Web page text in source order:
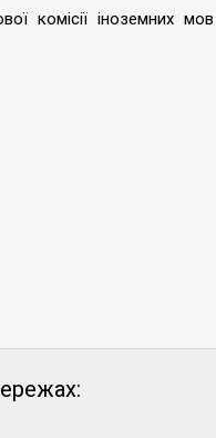
комісії іноземних мов